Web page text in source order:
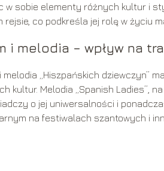
w sobie elementy różnych kultur i
rejsie, co podkreśla jej rolę w życiu
i melodia – wpływ na
melodia „Hiszpańskich dziewczyn”
kultur. Melodia „Spanish Ladies”,
o jej uniwersalności i
na festiwalach szantowych i